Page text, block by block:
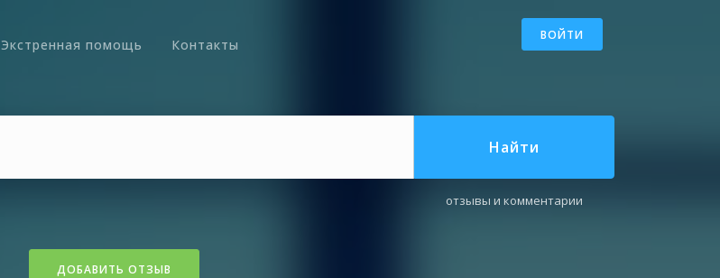
ВОЙТИ
Экстренная помощь Контакты
Найти
отзывы и комментарии
ДОБАВИТЬ ОТЗЫВ